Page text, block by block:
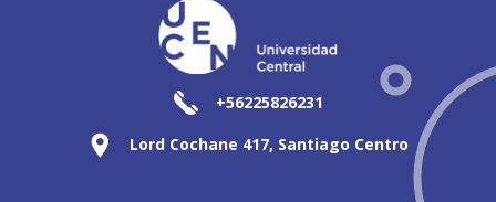
+56225826231
Lord Cochane 417, Santiago Centro